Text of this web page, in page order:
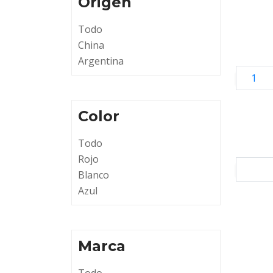
Todo
China
Argentina
Color
Todo
Rojo
Blanco
Azul
Marca
1